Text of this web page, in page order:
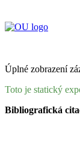
Úplné zobrazení
Toto je statický
Bibliografická